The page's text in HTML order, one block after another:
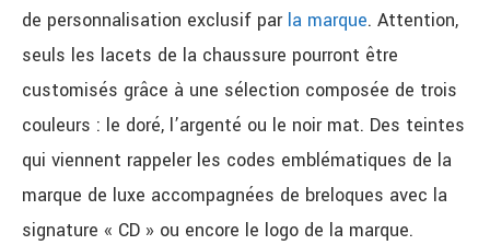
de personnalisation exclusif par la marque. Attention,
seuls les lacets de la chaussure pourront être
customisés grâce à une sélection composée de trois
couleurs : le doré, l’argenté ou le noir mat. Des teintes
qui viennent rappeler les codes emblématiques de la
marque de luxe accompagnées de breloques avec la
signature « CD » ou encore le logo de la marque.